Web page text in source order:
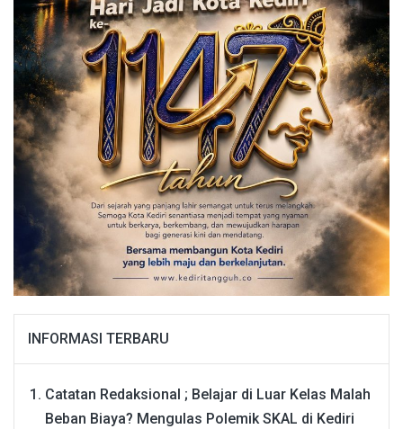
INFORMASI TERBARU
Catatan Redaksional ; Belajar di Luar Kelas Malah
Beban Biaya? Mengulas Polemik SKAL di Kediri